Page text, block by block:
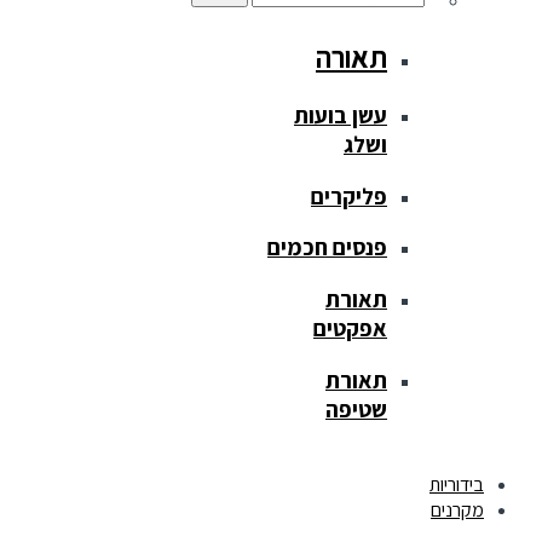
תאורה
עשן בועות
ושלג
פליקרים
פנסים חכמים
תאורת
אפקטים
תאורת
שטיפה
בידוריות
מקרנים